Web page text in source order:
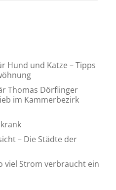
Hund und Katze – Tipps
Thomas Dörflinger
im Kammerbezirk
– Die Städte der
viel Strom verbraucht ein